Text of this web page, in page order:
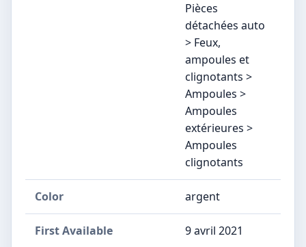
Pièces
détachées auto
> Feux,
ampoules et
clignotants >
Ampoules >
Ampoules
extérieures >
Ampoules
clignotants
Color argent
First Available 9 avril 2021